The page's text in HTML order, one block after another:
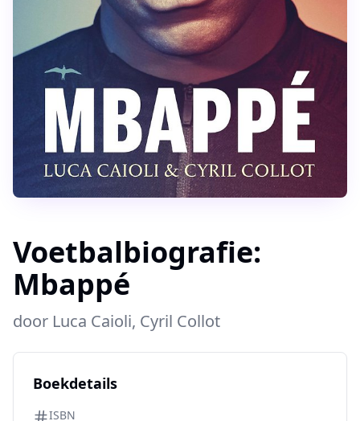
Voetbalbiografie:
Mbappé
door Luca Caioli, Cyril Collot
Boekdetails
ISBN